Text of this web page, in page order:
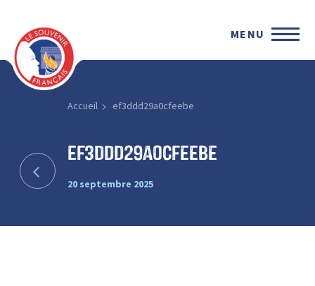
MENU
Accueil ef3ddd29a0cfeebe
ef3ddd29a0cfeebe
20 septembre 2025